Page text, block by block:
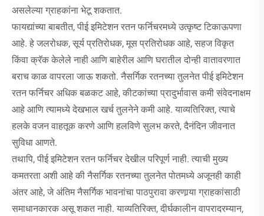
असलेल्या ग्राहकांना भेटू शकतात.
फायद्यांच्या बाबतीत, पीई इमिटेशन रतन फर्निचरमध्ये उत्कृष्ट टिकाऊपणा
आहे. हे जलरोधक, सूर्य प्रतिरोधक, मूस प्रतिरोधक आहे, सहज विकृत
किंवा क्रॅक केलेले नाही आणि बाहेरील आणि घरातील दोन्ही वातावरणात
बराच काळ वापरला जाऊ शकतो. नैसर्गिक रतनच्या तुलनेत पीई इमिटेशन
रतन फर्निचर अधिक बळकट आहे, कीटकांच्या प्रादुर्भावास कमी संवेदनाक्षम
आहे आणि त्यामध्ये देखभाल खर्च तुलनेने कमी आहे. याव्यतिरिक्त, त्याचे
हलके वजन वाहतूक करणे आणि हलविणे सुलभ करते, दैनंदिन जीवनात
सुविधा आणते.
तथापि, पीई इमिटेशन रतन फर्निचर देखील परिपूर्ण नाही. त्याची मुख्य
कमतरता अशी आहे की नैसर्गिक रतनच्या तुलनेत पोतमध्ये अजूनही काही
अंतर आहे, जे अंतिम नैसर्गिक भावनांचा पाठपुरावा करणार्‍या ग्राहकांसाठी
समाधानकारक असू शकत नाही. याव्यतिरिक्त, दीर्घकालीन वापरादरम्यान,